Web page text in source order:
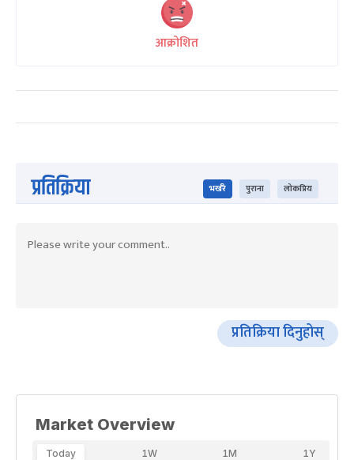
आक्रोशित
प्रतिक्रिया भर्खरै पुराना लोकप्रिय
प्रतिक्रिया दिनुहोस्